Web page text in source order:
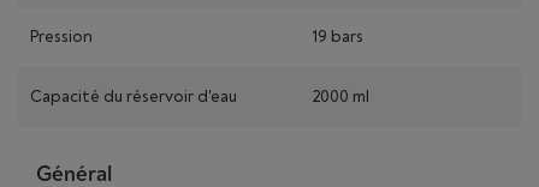
Pression 19 bars
Capacité du réservoir d'eau 2000 ml
Général